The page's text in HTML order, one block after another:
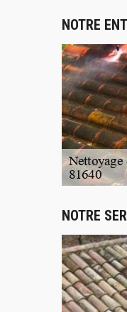
NOTRE
NOTRE